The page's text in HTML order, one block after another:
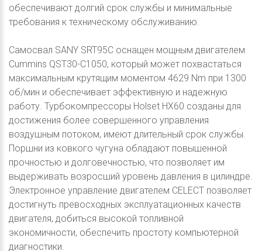
обеспечивают долгий срок службы и минимальные
требования к техническому обслуживанию.
Самосвал SANY SRT95C оснащен мощным двигателем
Cummins QST30-C1050, который может похвастаться
максимальным крутящим моментом 4629 Nm при 1300
об/мин и обеспечивает эффективную и надежную
работу. Турбокомпрессоры Holset НХ60 созданы для
достижения более совершенного управления
воздушным потоком, имеют длительный срок службы.
Поршни из ковкого чугуна обладают повышенной
прочностью и долговечностью, что позволяет им
выдерживать возросший уровень давления в цилиндре.
Электронное управление двигателем CELECT позволяет
достигнуть превосходных эксплуатационных качеств
двигателя, добиться высокой топливной
экономичности, обеспечить простоту компьютерной
диагностики.